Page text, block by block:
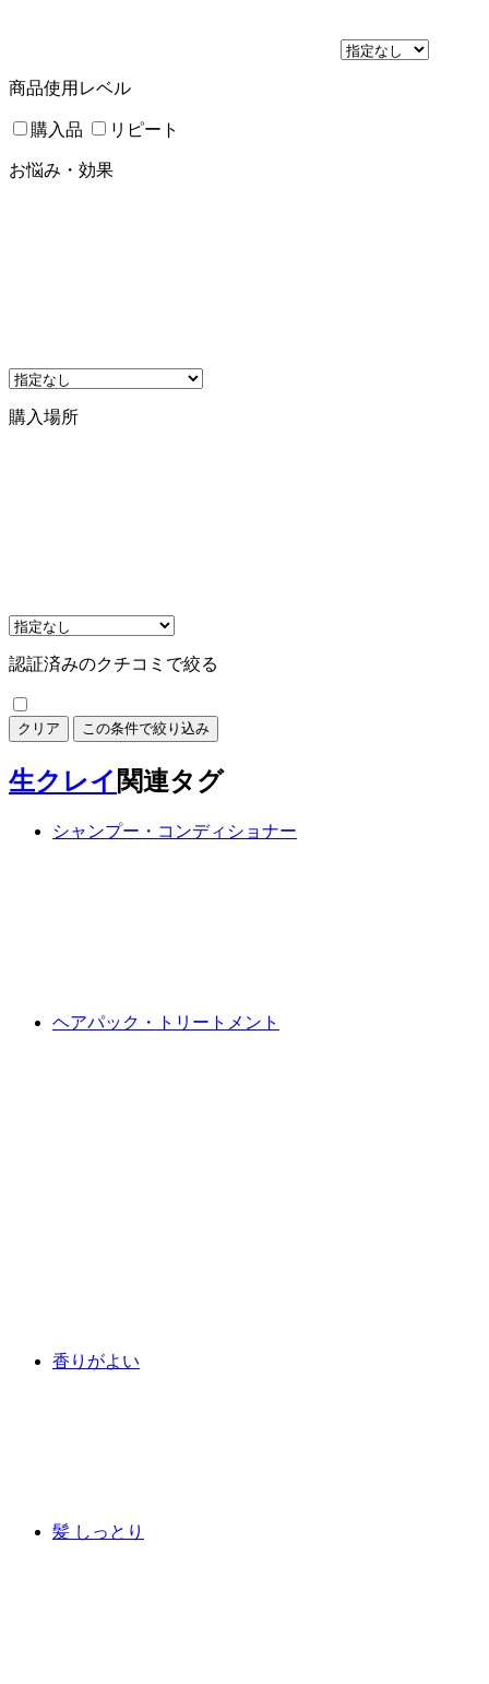
商品使用レベル
購入品 リピート
お悩み・効果
購入場所
認証済みのクチコミで絞る
クリア この条件で絞り込み
生クレイ 関連タグ
シャンプー・コンディショナー
ヘアパック・トリートメント
香りがよい
髪 しっとり